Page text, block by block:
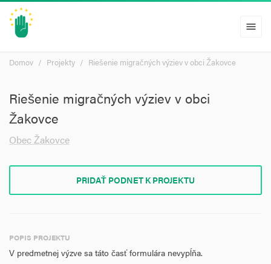
menu
Domov Projekty Riešenie migračných výziev v obci Žakovce
Riešenie migračných výziev v obci
Žakovce
Obec Žakovce
PRIDAŤ PODNET K PROJEKTU
POPIS PROJEKTU
V predmetnej výzve sa táto časť formulára nevypĺňa.